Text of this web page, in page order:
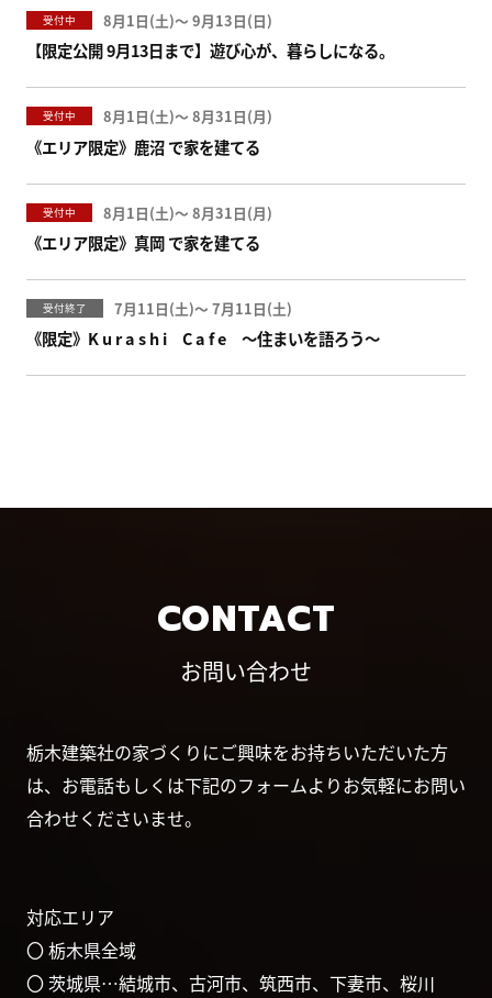
受付中 8月1日( )〜 9月13日( )
【限定公開 9月13日まで】遊び心が、暮らしになる。
受付中 8月1日( )〜 8月31日( )
《エリア限定》鹿沼 で家を建てる
受付中 8月1日( )〜 8月31日( )
《エリア限定》真岡 で家を建てる
受付終了 7月11日( )〜 7月11日( )
《限定》K u r a s h i C a f e ～住まいを語ろう～
CONTACT
お問い合わせ
栃木建築社の家づくりにご興味をお持ちいただいた方
は、お電話もしくは下記のフォームよりお気軽にお問い
合わせくださいませ。
対応エリア
〇 栃木県全域
〇 茨城県…結城市、古河市、筑西市、下妻市、桜川